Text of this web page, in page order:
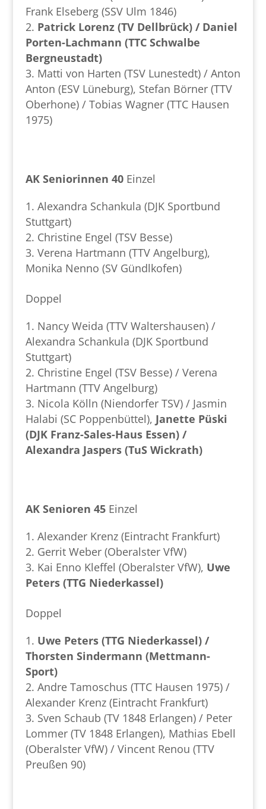
Frank Elseberg (SSV Ulm 1846)
Patrick Lorenz (TV Dellbrück) / Daniel
Porten-Lachmann (TTC Schwalbe
Bergneustadt)
Matti von Harten (TSV Lunestedt) / Anton
Anton (ESV Lüneburg), Stefan Börner (TTV
Oberhone) / Tobias Wagner (TTC Hausen
1975)
AK Seniorinnen 40 Einzel
Alexandra Schankula (DJK Sportbund
Stuttgart)
Christine Engel (TSV Besse)
Verena Hartmann (TTV Angelburg),
Monika Nenno (SV Gündlkofen)
Doppel
Nancy Weida (TTV Waltershausen) /
Alexandra Schankula (DJK Sportbund
Stuttgart)
Christine Engel (TSV Besse) / Verena
Hartmann (TTV Angelburg)
Nicola Kölln (Niendorfer TSV) / Jasmin
Halabi (SC Poppenbüttel), Janette Püski
(DJK Franz-Sales-Haus Essen) /
Alexandra Jaspers (TuS Wickrath)
AK Senioren 45 Einzel
Alexander Krenz (Eintracht Frankfurt)
Gerrit Weber (Oberalster VfW)
Kai Enno Kleffel (Oberalster VfW), Uwe
Peters (TTG Niederkassel)
Doppel
Uwe Peters (TTG Niederkassel) /
Thorsten Sindermann (Mettmann-
Sport)
Andre Tamoschus (TTC Hausen 1975) /
Alexander Krenz (Eintracht Frankfurt)
Sven Schaub (TV 1848 Erlangen) / Peter
Lommer (TV 1848 Erlangen), Mathias Ebell
(Oberalster VfW) / Vincent Renou (TTV
Preußen 90)